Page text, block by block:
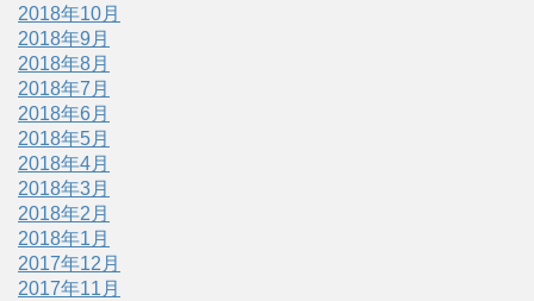
2018年10月
2018年9月
2018年8月
2018年7月
2018年6月
2018年5月
2018年4月
2018年3月
2018年2月
2018年1月
2017年12月
2017年11月